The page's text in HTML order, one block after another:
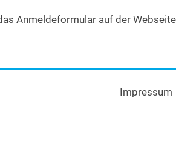
Anmeldeformular auf der
Impressum